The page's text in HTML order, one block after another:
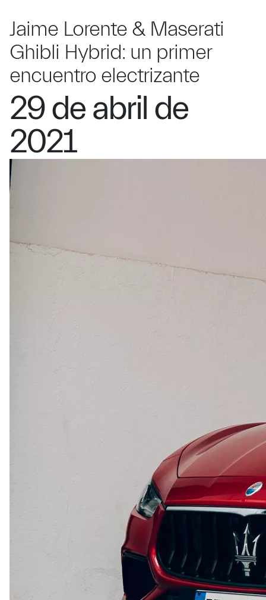
Jaime Lorente & Maserati
Ghibli Hybrid: un primer
encuentro electrizante
29 de abril de
2021